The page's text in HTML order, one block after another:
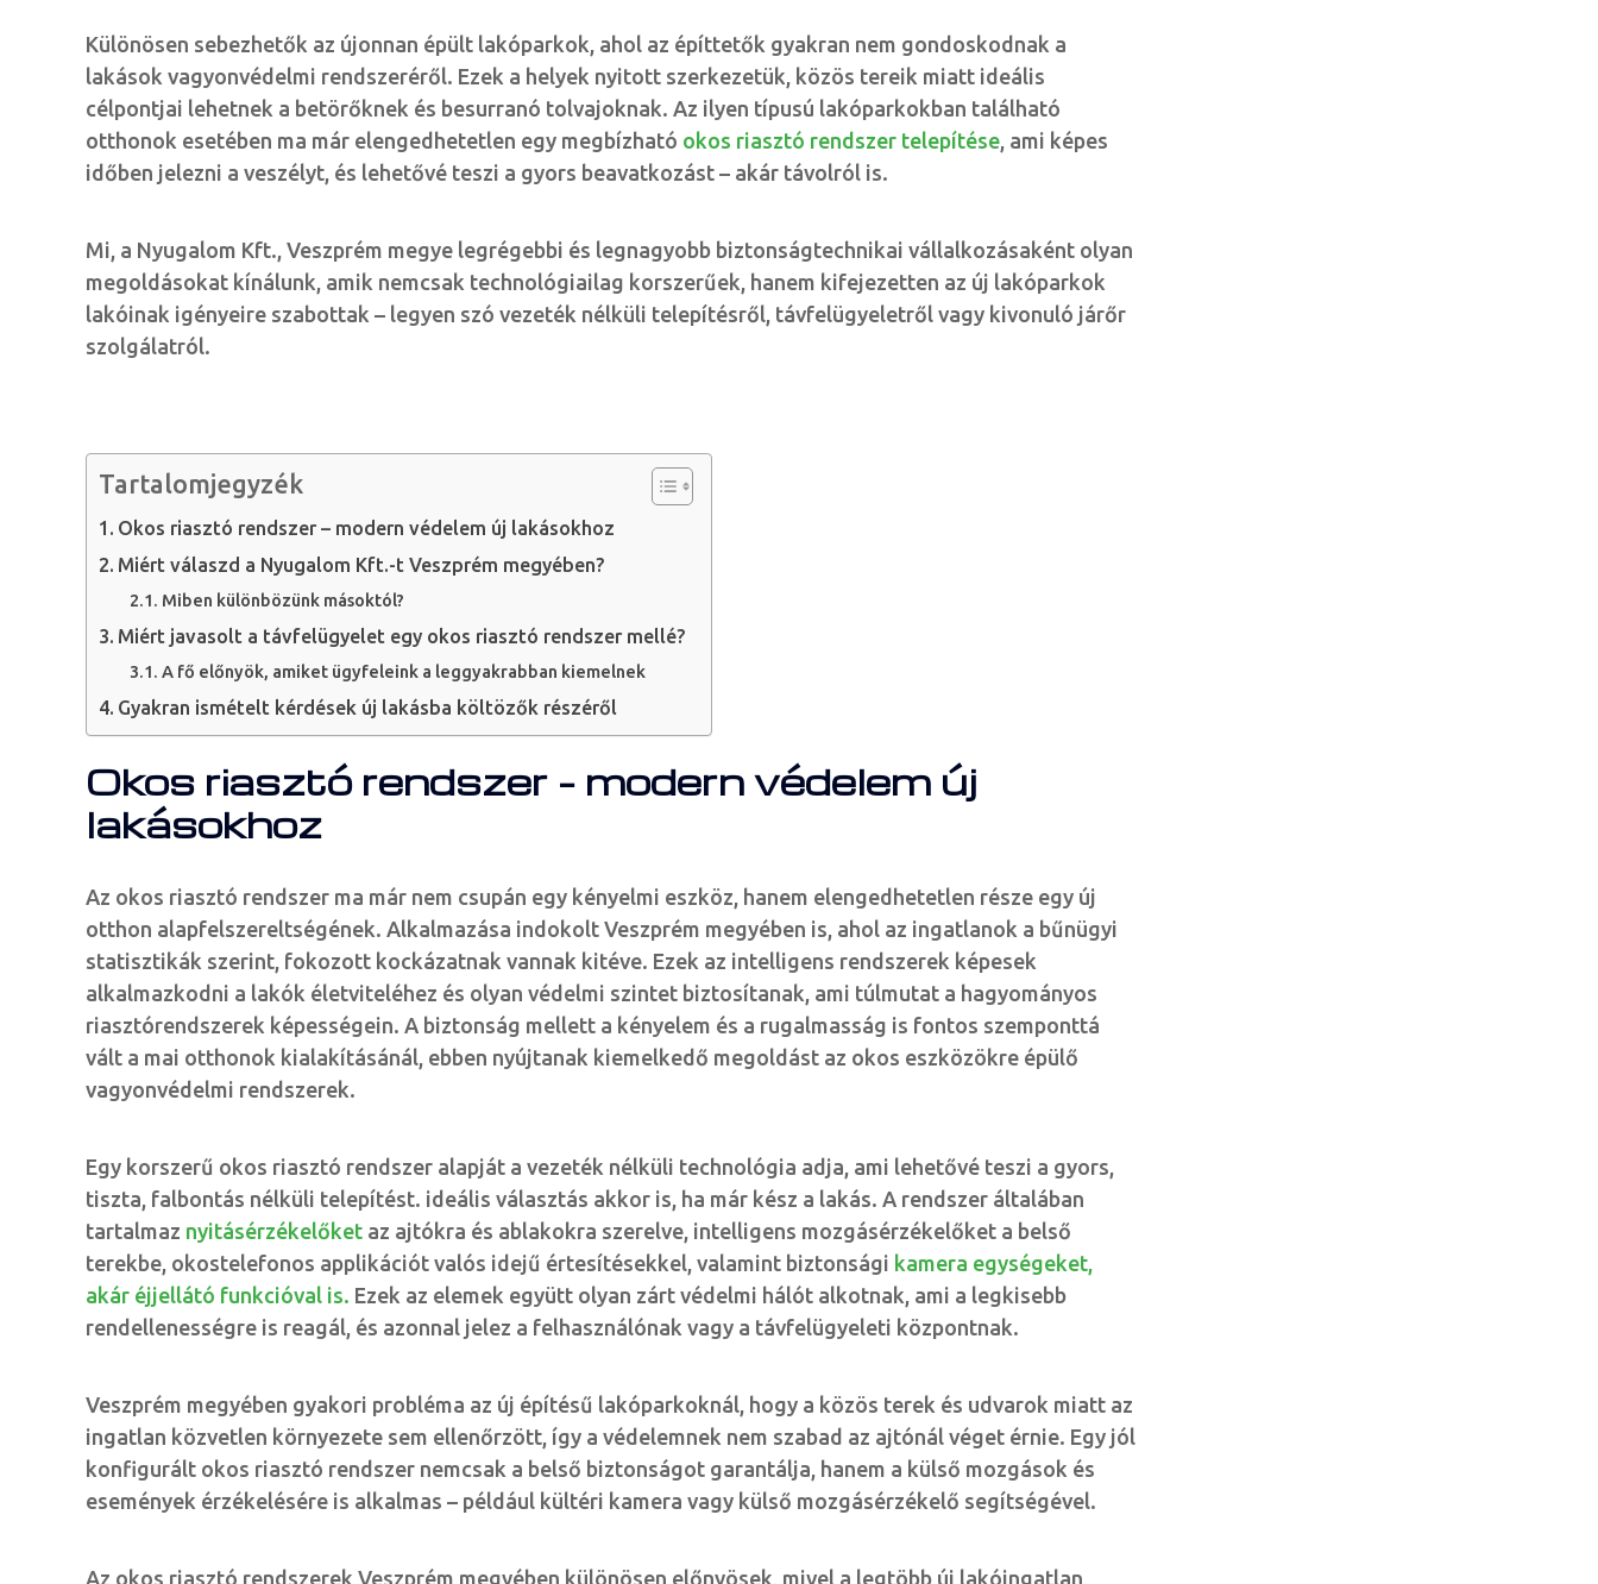
Különösen sebezhetők az újonnan épült lakóparkok, ahol az építtetők gyakran nem gondoskodnak a
lakások vagyonvédelmi rendszeréről. Ezek a helyek nyitott szerkezetük, közös tereik miatt ideális
célpontjai lehetnek a betörőknek és besurranó tolvajoknak. Az ilyen típusú lakóparkokban található
otthonok esetében ma már elengedhetetlen egy megbízható okos riasztó rendszer telepítése , ami képes
időben jelezni a veszélyt, és lehetővé teszi a gyors beavatkozást – akár távolról is.
Mi, a Nyugalom Kft., Veszprém megye legrégebbi és legnagyobb biztonságtechnikai vállalkozásaként olyan
megoldásokat kínálunk, amik nemcsak technológiailag korszerűek, hanem kifejezetten az új lakóparkok
lakóinak igényeire szabottak – legyen szó vezeték nélküli telepítésről, távfelügyeletről vagy kivonuló járőr
szolgálatról.
Tartalomjegyzék
Okos riasztó rendszer – modern védelem új lakásokhoz
Miért válaszd a Nyugalom Kft.-t Veszprém megyében?
Miben különbözünk másoktól?
Miért javasolt a távfelügyelet egy okos riasztó rendszer mellé?
A fő előnyök, amiket ügyfeleink a leggyakrabban kiemelnek
Gyakran ismételt kérdések új lakásba költözők részéről
Okos riasztó rendszer – modern védelem új
lakásokhoz
Az okos riasztó rendszer ma már nem csupán egy kényelmi eszköz, hanem elengedhetetlen része egy új
otthon alapfelszereltségének. Alkalmazása indokolt Veszprém megyében is, ahol az ingatlanok a bűnügyi
statisztikák szerint, fokozott kockázatnak vannak kitéve. Ezek az intelligens rendszerek képesek
alkalmazkodni a lakók életviteléhez és olyan védelmi szintet biztosítanak, ami túlmutat a hagyományos
riasztórendszerek képességein. A biztonság mellett a kényelem és a rugalmasság is fontos szemponttá
vált a mai otthonok kialakításánál, ebben nyújtanak kiemelkedő megoldást az okos eszközökre épülő
vagyonvédelmi rendszerek.
Egy korszerű okos riasztó rendszer alapját a vezeték nélküli technológia adja, ami lehetővé teszi a gyors,
tiszta, falbontás nélküli telepítést. ideális választás akkor is, ha már kész a lakás. A rendszer általában
tartalmaz nyitásérzékelőket az ajtókra és ablakokra szerelve, intelligens mozgásérzékelőket a belső
terekbe, okostelefonos applikációt valós idejű értesítésekkel, valamint biztonsági kamera egységeket,
akár éjjellátó funkcióval is. Ezek az elemek együtt olyan zárt védelmi hálót alkotnak, ami a legkisebb
rendellenességre is reagál, és azonnal jelez a felhasználónak vagy a távfelügyeleti központnak.
Veszprém megyében gyakori probléma az új építésű lakóparkoknál, hogy a közös terek és udvarok miatt az
ingatlan közvetlen környezete sem ellenőrzött, így a védelemnek nem szabad az ajtónál véget érnie. Egy jól
konfigurált okos riasztó rendszer nemcsak a belső biztonságot garantálja, hanem a külső mozgások és
események érzékelésére is alkalmas – például kültéri kamera vagy külső mozgásérzékelő segítségével.
Az okos riasztó rendszerek Veszprém megyében különösen előnyösek, mivel a legtöbb új lakóingatlan